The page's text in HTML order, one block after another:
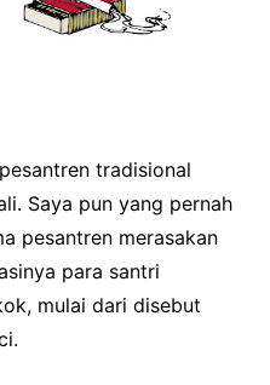
tradisional
Saya pun yang pernah
pesantren merasakan
para santri
mulai dari disebut